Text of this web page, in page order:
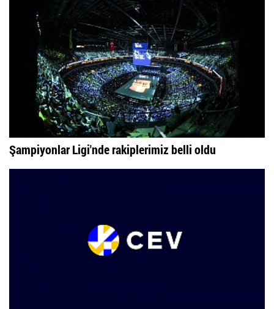
Şampiyonlar Ligi'nde rakiplerimiz belli oldu